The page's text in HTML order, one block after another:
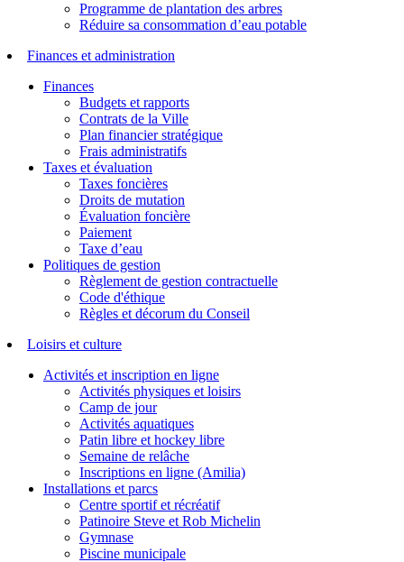
Programme de plantation des arbres
Réduire sa consommation d’eau potable
Finances et administration
Finances
Budgets et rapports
Contrats de la Ville
Plan financier stratégique
Frais administratifs
Taxes et évaluation
Taxes foncières
Droits de mutation
Évaluation foncière
Paiement
Taxe d’eau
Politiques de gestion
Règlement de gestion contractuelle
Code d'éthique
Règles et décorum du Conseil
Loisirs et culture
Activités et inscription en ligne
Activités physiques et loisirs
Camp de jour
Activités aquatiques
Patin libre et hockey libre
Semaine de relâche
Inscriptions en ligne (Amilia)
Installations et parcs
Centre sportif et récréatif
Patinoire Steve et Rob Michelin
Gymnase
Piscine municipale